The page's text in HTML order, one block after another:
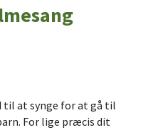
til at synge for at gå til
For lige præcis dit